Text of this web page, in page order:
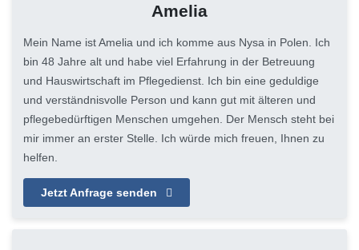
Amelia
Mein Name ist Amelia und ich komme aus Nysa in Polen. Ich
bin 48 Jahre alt und habe viel Erfahrung in der Betreuung
und Hauswirtschaft im Pflegedienst. Ich bin eine geduldige
und verständnisvolle Person und kann gut mit älteren und
pflegebedürftigen Menschen umgehen. Der Mensch steht bei
mir immer an erster Stelle. Ich würde mich freuen, Ihnen zu
helfen.
Jetzt Anfrage senden